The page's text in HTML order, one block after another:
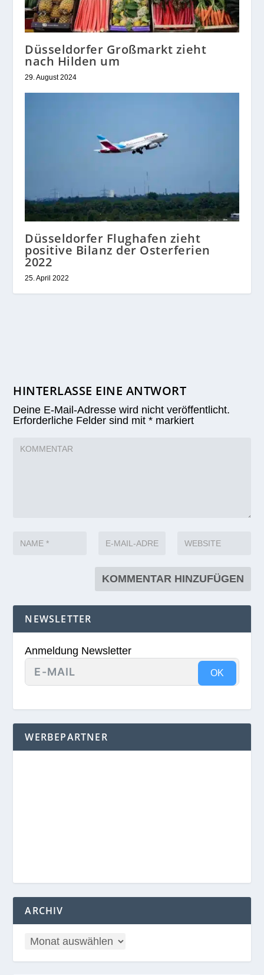
Düsseldorfer Großmarkt zieht
nach Hilden um
29. August 2024
Düsseldorfer Flughafen zieht
positive Bilanz der Osterferien
2022
25. April 2022
HINTERLASSE EINE ANTWORT
Deine E-Mail-Adresse wird nicht veröffentlicht.
Erforderliche Felder sind mit* markiert
NEWSLETTER
Anmeldung Newsletter
OK
WERBEPARTNER
ARCHIV